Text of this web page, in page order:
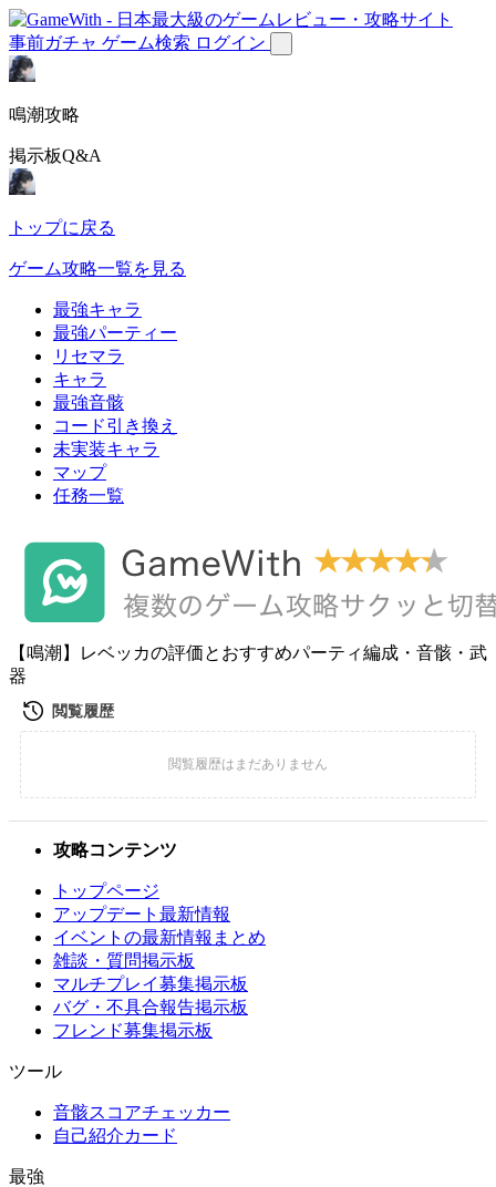
事前ガチャ ゲーム検索 ログイン
鳴潮攻略
掲示板Q&A
トップに戻る
ゲーム攻略一覧を見る
最強キャラ
最強パーティー
リセマラ
キャラ
最強音骸
コード引き換え
未実装キャラ
マップ
任務一覧
【鳴潮】レベッカの評価とおすすめパーティ編成・音骸・武
器
攻略コンテンツ
トップページ
アップデート最新情報
イベントの最新情報まとめ
雑談・質問掲示板
マルチプレイ募集掲示板
バグ・不具合報告掲示板
フレンド募集掲示板
ツール
音骸スコアチェッカー
自己紹介カード
最強